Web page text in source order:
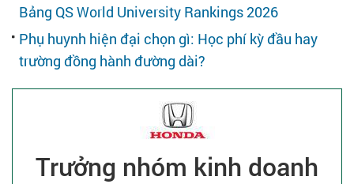
Nhà tuyển dụng
Bảng QS World University Rankings 2026
Phụ huynh hiện đại chọn gì: Học phí kỳ đầu hay
trường đồng hành đường dài?
Trưởng nhóm kinh doanh